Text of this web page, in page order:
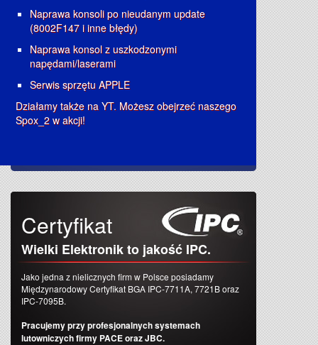
Naprawa konsoli po nieudanym update
(8002F147 i inne błędy)
Naprawa konsol z uszkodzonymi
napędami/laserami
Serwis sprzętu APPLE
Działamy także na YT. Możesz obejrzeć naszego
Spox_2 w akcji!
Certyfikat
Wielki Elektronik to jakość IPC.
Jako jedna z nielicznych firm w Polsce posiadamy
Międzynarodowy Certyfikat BGA IPC-7711A, 7721B oraz
IPC-7095B.
Pracujemy przy profesjonalnych systemach
lutowniczych firmy PACE oraz JBC.